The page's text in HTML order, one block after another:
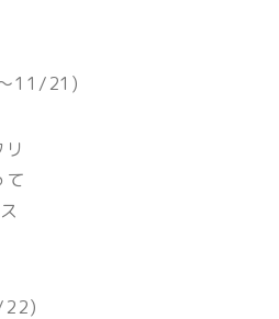
11/21)
て
22)